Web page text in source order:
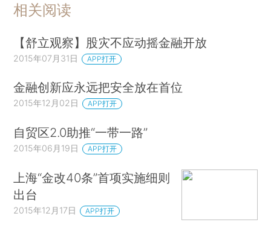
相关阅读
【舒立观察】股灾不应动摇金融开放
2015年07月31日 APP打开
金融创新应永远把安全放在首位
2015年12月02日 APP打开
自贸区2.0助推“一带一路”
2015年06月19日 APP打开
上海“金改40条”首项实施细则
出台
2015年12月17日 APP打开